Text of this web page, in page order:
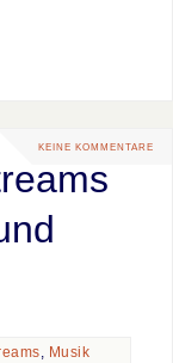
KEINE KOMMENTARE
, Musik